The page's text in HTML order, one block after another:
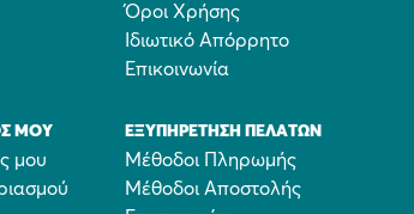
Όροι Χρήσης
Ιδιωτικό Απόρρητο
Επικοινωνία
ΜΟΥ
μου
ΕΞΥΠΗΡΈΤΗΣΗ ΠΕΛΑΤΏΝ
Μέθοδοι Πληρωμής
Μέθοδοι Αποστολής